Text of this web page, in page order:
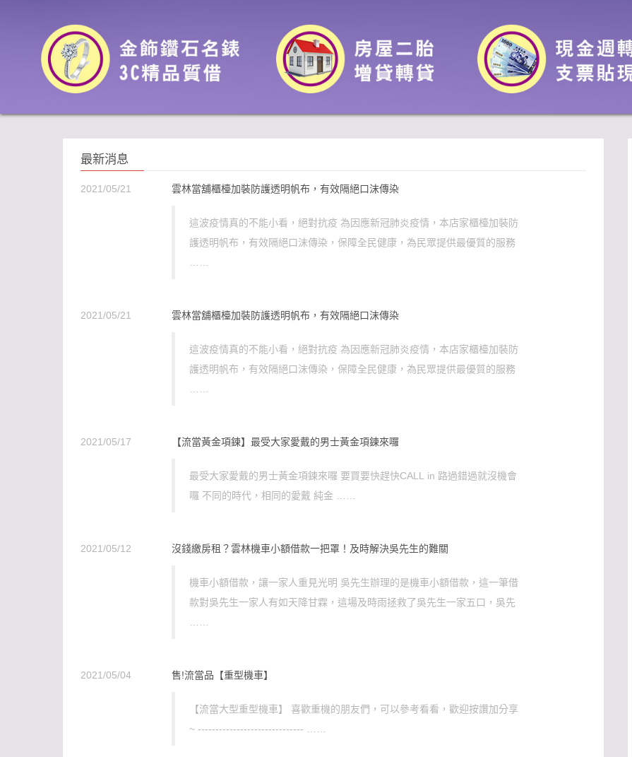
最新消息
2021/05/21 雲林當舖櫃檯加裝防護透明帆布，有效隔絕口沫傳染
這波疫情真的不能小看，絕對抗疫 為因應新冠肺炎疫情，本店家櫃檯加裝防
護透明帆布，有效隔絕口沫傳染，保障全民健康，為民眾提供最優質的服務
……
2021/05/21 雲林當舖櫃檯加裝防護透明帆布，有效隔絕口沫傳染
這波疫情真的不能小看，絕對抗疫 為因應新冠肺炎疫情，本店家櫃檯加裝防
護透明帆布，有效隔絕口沫傳染，保障全民健康，為民眾提供最優質的服務
……
2021/05/17 【流當黃金項鍊】最受大家愛戴的男士黃金項鍊來囉
最受大家愛戴的男士黃金項鍊來囉 要買要快趕快CALL in 路過錯過就沒機會
囉 不同的時代，相同的愛戴 純金 ……
2021/05/12 沒錢繳房租？雲林機車小額借款一把罩！及時解決吳先生的難關
機車小額借款，讓一家人重見光明 吳先生辦理的是機車小額借款，這一筆借
款對吳先生一家人有如天降甘霖，這場及時雨拯救了吳先生一家五口，吳先
……
2021/05/04 售!流當品【重型機車】
【流當大型重型機車】 喜歡重機的朋友們，可以參考看看，歡迎按讚加分享
~ ------------------------------ ……